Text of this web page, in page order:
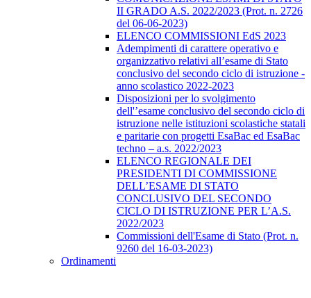
II GRADO A.S. 2022/2023 (Prot. n. 2726
del 06-06-2023)
ELENCO COMMISSIONI EdS 2023
Adempimenti di carattere operativo e
organizzativo relativi all’esame di Stato
conclusivo del secondo ciclo di istruzione -
anno scolastico 2022-2023
Disposizioni per lo svolgimento
dell'’esame conclusivo del secondo ciclo di
istruzione nelle istituzioni scolastiche statali
e paritarie con progetti EsaBac ed EsaBac
techno – a.s. 2022/2023
ELENCO REGIONALE DEI
PRESIDENTI DI COMMISSIONE
DELL’ESAME DI STATO
CONCLUSIVO DEL SECONDO
CICLO DI ISTRUZIONE PER L’A.S.
2022/2023
Commissioni dell'Esame di Stato (Prot. n.
9260 del 16-03-2023)
Ordinamenti